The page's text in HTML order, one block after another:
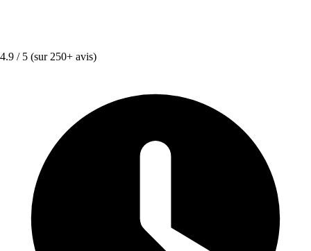
4.9 / 5 (sur 250+ avis)